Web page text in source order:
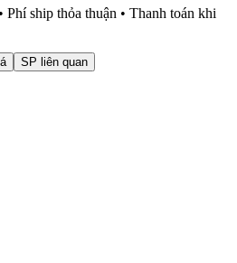
ship thỏa thuận • Thanh toán khi
SP liên quan